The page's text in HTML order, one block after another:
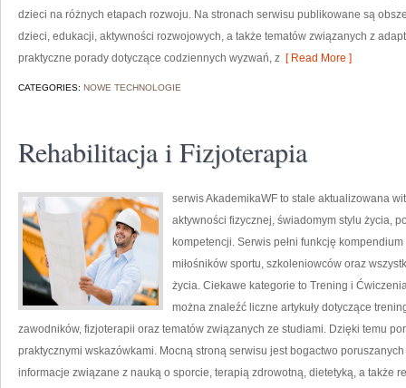
dzieci na różnych etapach rozwoju. Na stronach serwisu publikowane są
dzieci, edukacji, aktywności rozwojowych, a także tematów związanych z
praktyczne porady dotyczące codziennych wyzwań, z [ Read More ]
CATEGORIES: NOWE TECHNOLOGIE
Rehabilitacja i Fizjoterapia
serwis AkademikaWF to stale aktualizowana
aktywności fizycznej, świadomym stylu życia,
kompetencji. Serwis pełni funkcję
miłośników sportu, szkoleniowców oraz
życia. Ciekawe kategorie to Trening i
można znaleźć liczne artykuły dotyczące
zawodników, fizjoterapii oraz tematów związanych ze studiami. Dzięki temu
praktycznymi wskazówkami. Mocną stroną serwisu jest bogactwo
informacje związane z nauką o sporcie, terapią zdrowotną, dietetyką, a także